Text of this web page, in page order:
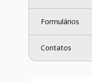
Formulários
Contatos